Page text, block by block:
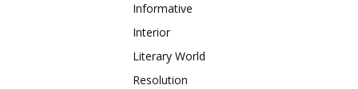
Informative
Interior
Literary World
Resolution